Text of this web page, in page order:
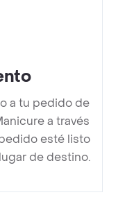
a tu pedido de
a través
esté listo
de destino.